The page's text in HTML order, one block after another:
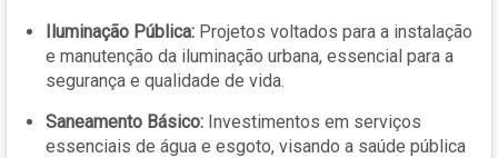
Iluminação Pública: Projetos voltados para a instalação
e manutenção da iluminação urbana, essencial para a
segurança e qualidade de vida.
Saneamento Básico: Investimentos em serviços
essenciais de água e esgoto, visando a saúde pública